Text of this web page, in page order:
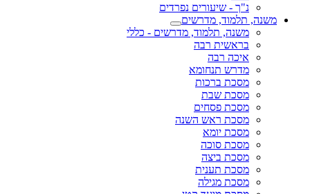
נ"ך - שיעורים נפרדים
משנה, תלמוד, מדרשים
משנה, תלמוד, מדרשים - כללי
בראשית רבה
איכה רבה
מדרש תנחומא
מסכת ברכות
מסכת שבת
מסכת פסחים
מסכת ראש השנה
מסכת יומא
מסכת סוכה
מסכת ביצה
מסכת תענית
מסכת מגילה